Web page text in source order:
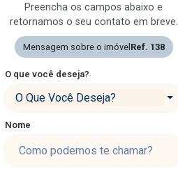
Preencha os campos abaixo e
retornamos o seu contato em breve.
Mensagem sobre o imóvel Ref. 138
O que você deseja?
O Que Você Deseja?
Nome